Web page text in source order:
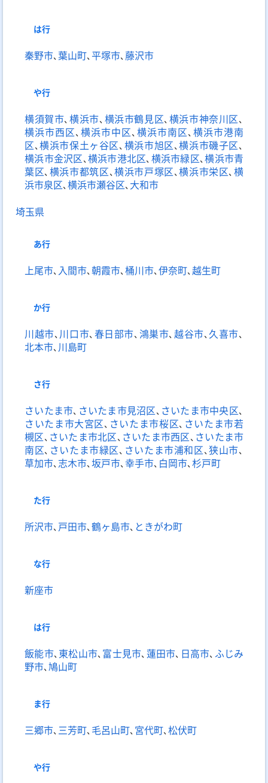
は行
秦野市､葉山町､ 平塚市､ 藤沢市
や行
横須賀市､横浜市､ 横浜市鶴見区､ 横浜市神奈川区､
横浜市西区､横浜市中区､横浜市南区､横浜市港南
区､横浜市保土ヶ谷区､ 横浜市旭区､横浜市磯子区､
横浜市金沢区､横浜市港北区､ 横浜市緑区､横浜市青
葉区､ 横浜市都筑区､横浜市戸塚区､横浜市栄区､横
浜市泉区､横浜市瀬谷区､ 大和市
埼玉県
あ行
上尾市､ 入間市､朝霞市､桶川市､伊奈町､越生町
か行
川越市､ 川口市､ 春日部市､ 鴻巣市､ 越谷市､久喜市､
北本市､ 川島町
さ行
さいたま市､ さいたま市見沼区､ さいたま市中央区､
さいたま市大宮区､ さいたま市桜区､ さいたま市若
槻区､ さいたま市北区､ さいたま市西区､ さいたま市
南区､ さいたま市緑区､ さいたま市浦和区､狭山市､
草加市､ 志木市､坂戸市､幸手市､ 白岡市､杉戸町
た行
所沢市､ 戸田市､鶴ヶ島市､ ときがわ町
な行
新座市
は行
飯能市､ 東松山市､ 富士見市､ 蓮田市､ 日高市､ ふじみ
野市､鳩山町
ま行
三郷市､ 三芳町､ 毛呂山町､ 宮代町､松伏町
や行